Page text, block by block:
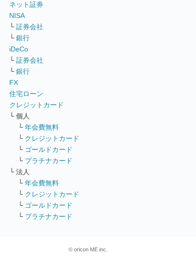
ネット証券
NISA
└ 証券会社
└ 銀行
iDeCo
└ 証券会社
└ 銀行
FX
住宅ローン
クレジットカード
└ 個人
└ 年会費無料
└ クレジットカード
└ ゴールドカード
└ プラチナカード
└ 法人
└ 年会費無料
└ クレジットカード
└ ゴールドカード
└ プラチナカード
© oricon ME inc.